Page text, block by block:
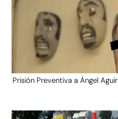
Prisión Preventiva a Ángel